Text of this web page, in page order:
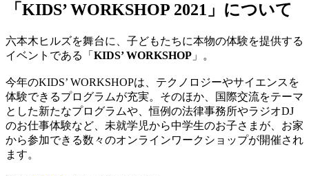
「KIDS’ WORKSHOP 2021」について
六本木ヒルズを舞台に、子どもたちに本物の体験を提供する
イベントである「 KIDS’ WORKSHOP 」。
今年のKIDS’ WORKSHOPは、テクノロジーやサイエンスを
体験できるプログラムが充実。そのほか、国際交流をテーマ
とした新たなプログラムや、恒例の法律事務所やラジオDJ
のお仕事体験など、未就学児から中学生のお子さまが、お家
から参加できる数々のオンラインワークショップが開催され
ます。